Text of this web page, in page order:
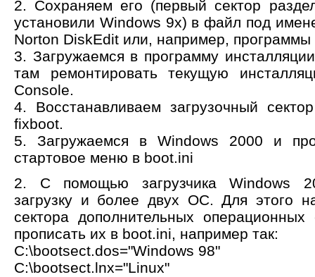
2. Сохраняем его (первый сектор
установили Windows 9x) в файл под
Norton DiskEdit или, например, программы
3. Загружаемся в программу
там ремонтировать текущую
Console.
4. Восстанавливаем загрузочный
fixboot.
5. Загружаемся в Windows 2000 и
стартовое меню в boot.ini
2. С помощью загрузчика Windows
загрузку и более двух ОС. Для этого
сектора дополнительных
прописать их в boot.ini, например так:
C:\bootsect.dos="Windows 98"
C:\bootsect.lnx="Linux"